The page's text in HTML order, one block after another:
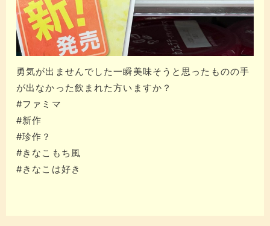
勇気が出ませんでした一瞬美味そう️と思ったものの手
が出なかった飲まれた方いますか？
#ファミマ
#新作
#珍作？
#きなこもち風
#きなこは好き